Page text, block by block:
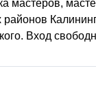
мастеров,
районов
Вход